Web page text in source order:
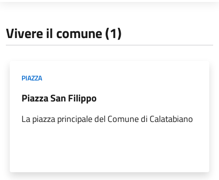
Vivere il comune (1)
PIAZZA
Piazza San Filippo
La piazza principale del Comune di Calatabiano